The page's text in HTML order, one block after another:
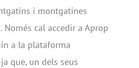
i montgatines
cal accedir a Aprop
a la plataforma
que, un dels seus